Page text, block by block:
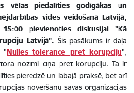
vēlas piedalīties godīgākas un
vides veidošanā Latvijā,
pievienoties diskusijai "Kā
Latvijā".Šis pasākums ir daļa
"Nulles tolerance pret korupciju",
nozīmi cīņā pret korupciju. Tā ir
pieredzē un labajā praksē, bet arī
novēršanu savās organizācijās